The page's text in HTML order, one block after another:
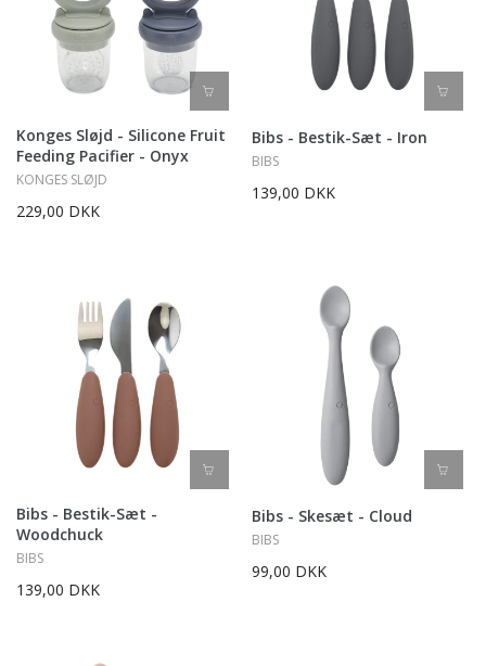
Konges Sløjd - Silicone Fruit
Feeding Pacifier - Onyx
KONGES SLØJD
229,00 DKK
Bibs - Bestik-Sæt - Iron
BIBS
139,00 DKK
Bibs - Bestik-Sæt -
Woodchuck
BIBS
139,00 DKK
Bibs - Skesæt - Cloud
BIBS
99,00 DKK